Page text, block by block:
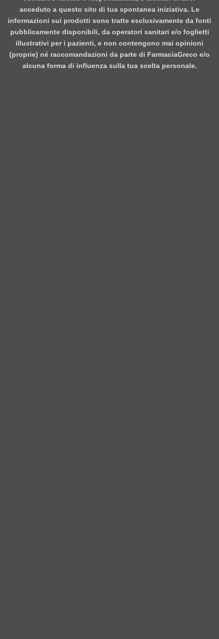
acceduto a questo sito di tua spontanea iniziativa. Le
informazioni sui prodotti sono tratte esclusivamente da fonti
pubblicamente disponibili, da operatori sanitari e/o foglietti
illustrativi per i pazienti, e non contengono mai opinioni
(proprie) né raccomandazioni da parte di FarmaciaGreco e/o
alcuna forma di influenza sulla tua scelta personale.